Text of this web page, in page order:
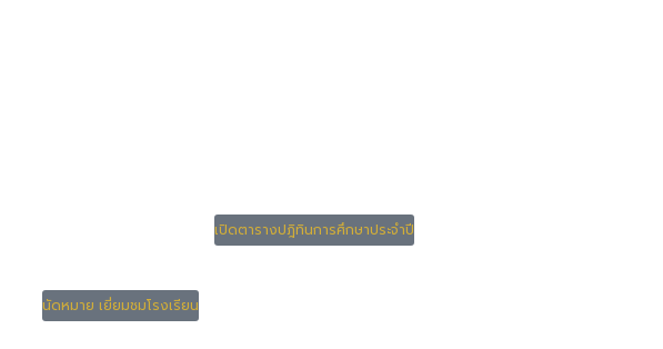
เปิดตารางปฎิทินการศึกษาประจำปี
นัดหมาย เยี่ยมชมโรงเรียน